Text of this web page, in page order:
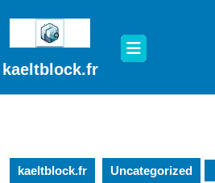
contenu
kaeltblock.fr
Open
Button
kaeltblock.fr Uncategorized